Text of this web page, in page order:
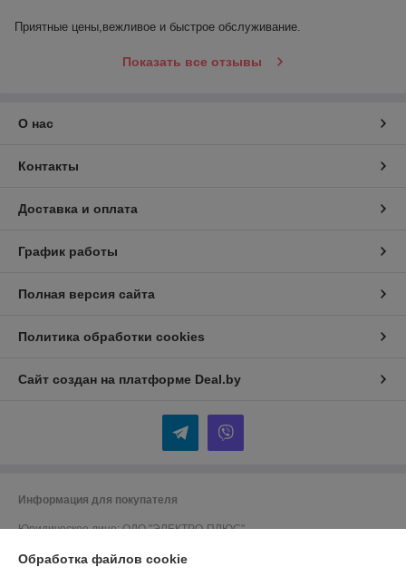
Приятные цены,вежливое и быстрое обслуживание.
Показать все отзывы
О нас
Контакты
Доставка и оплата
График работы
Полная версия сайта
Политика обработки cookies
Сайт создан на платформе Deal.by
Информация для покупателя
Юридическое лицо:ОДО "ЭЛЕКТРО-ПЛЮС"
Обработка файлов cookie